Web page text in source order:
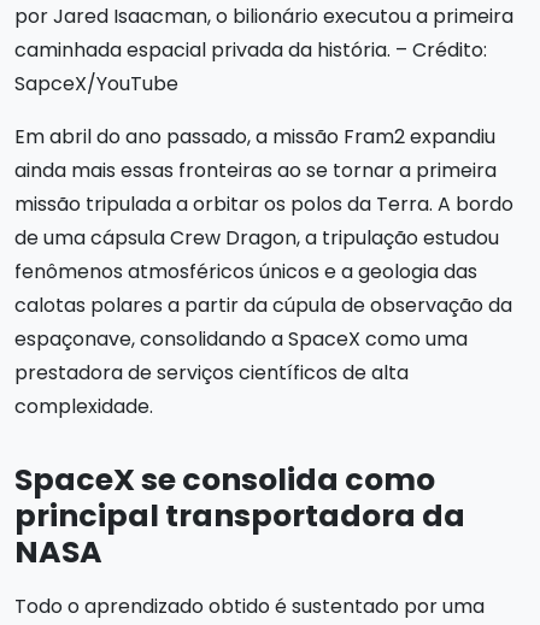
por Jared Isaacman, o bilionário executou a primeira
caminhada espacial privada da história. – Crédito:
SapceX/YouTube
Em abril do ano passado, a missão Fram2 expandiu
ainda mais essas fronteiras ao se tornar a primeira
missão tripulada a orbitar os polos da Terra. A bordo
de uma cápsula Crew Dragon, a tripulação estudou
fenômenos atmosféricos únicos e a geologia das
calotas polares a partir da cúpula de observação da
espaçonave, consolidando a SpaceX como uma
prestadora de serviços científicos de alta
complexidade.
SpaceX se consolida como
principal transportadora da
NASA
Todo o aprendizado obtido é sustentado por uma